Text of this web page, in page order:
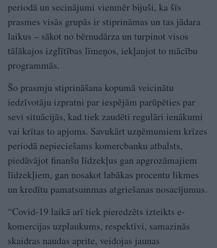
periodā un secinājumi vienmēr bijuši, ka šīs
prasmes visās grupās ir stiprināmas un tas jādara
laikus – sākot no bērnudārza un turpinot visos
tālākajos izglītības līmeņos, iekļaujot to mācību
programmās.
Šo prasmju stiprināšana kopumā veicinātu
iedzīvotāju izpratni par iespējām parūpēties par
sevi situācijās, kad tiek zaudēti regulāri ienākumi
vai krītas to apjoms. Savukārt uzņēmumiem krīzes
periodā nepieciešams komercbanku atbalsts,
piedāvājot finanšu līdzekļus gan apgrozāmajiem
līdzekļiem, gan nosakot labākas procentu likmes
un kredītu pamatsummas atgriešanas nosacījumus.
“Covid-19 laikā arī tiek pieredzēts izteikts e-
komercijas uzplaukums, respektīvi, samazinās
skaidras naudas aprite, veidojas jaunas